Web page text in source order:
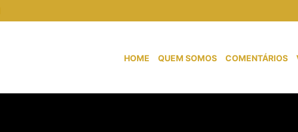
HOME QUEM SOMOS COMENTÁRIOS